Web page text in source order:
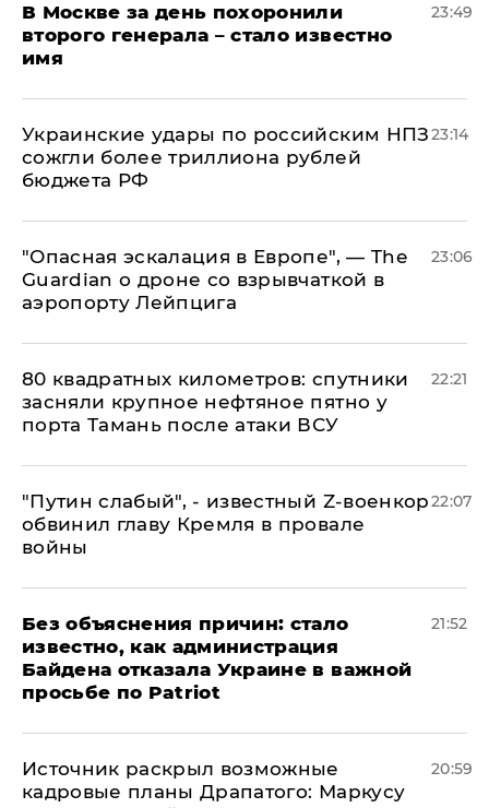
В Москве за день похоронили
второго генерала – стало известно
имя
23:49
Украинские удары по российским НПЗ
сожгли более триллиона рублей
бюджета РФ
23:14
"Опасная эскалация в Европе", — The
Guardian о дроне со взрывчаткой в
аэропорту Лейпцига
23:06
80 квадратных километров: спутники
засняли крупное нефтяное пятно у
порта Тамань после атаки ВСУ
22:21
​"Путин слабый", - известный Z-военкор
обвинил главу Кремля в провале
войны
22:07
Без объяснения причин: стало
известно, как администрация
Байдена отказала Украине в важной
просьбе по Patriot
21:52
​Источник раскрыл возможные
кадровые планы Драпатого: Маркусу
20:59